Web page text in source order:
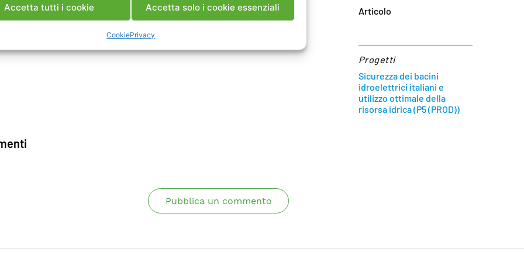
Accetta tutti i cookie Accetta solo i cookie essenziali
CookiePrivacy
Articolo
Progetti
Sicurezza dei bacini
idroelettrici italiani e
utilizzo ottimale della
risorsa idrica (P5 (PROD))
Pubblica un commento